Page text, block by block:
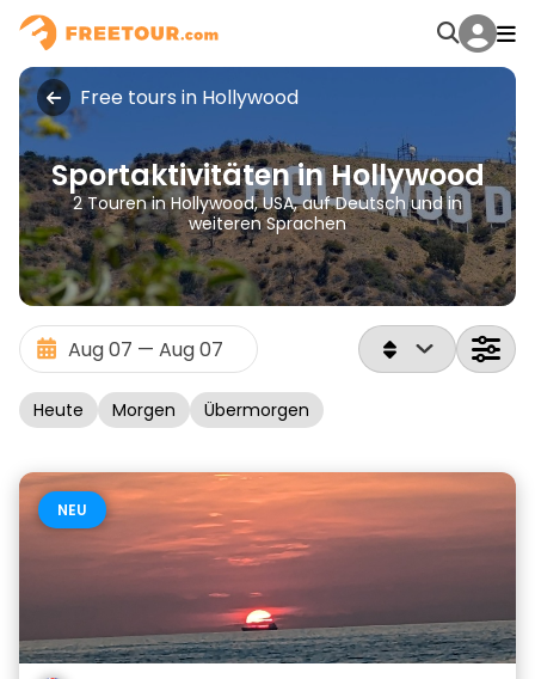
Free tours in Hollywood
Sportaktivitäten in Hollywood
2 Touren in Hollywood, USA, auf Deutsch und in
weiteren Sprachen
Heute Morgen Übermorgen
NEU